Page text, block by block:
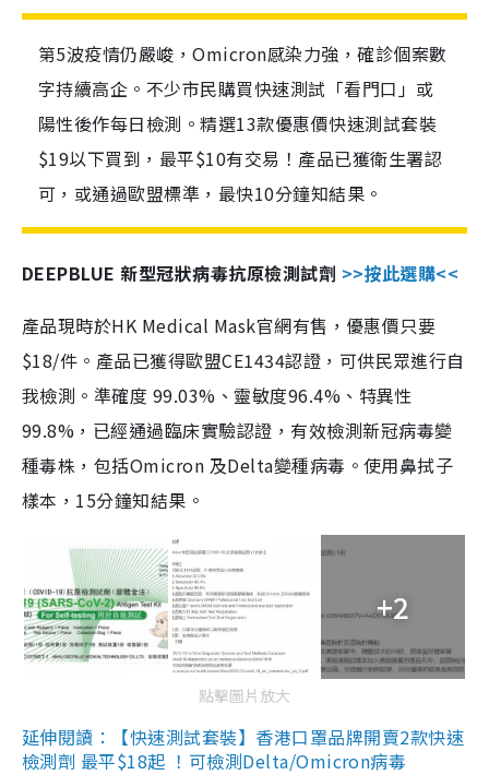
第5波疫情仍嚴峻，Omicron感染力強，確診個案數
字持續高企。不少市民購買快速測試「看門口」或
陽性後作每日檢測。精選13款優惠價快速測試套裝
$19以下買到，最平$10有交易！產品已獲衛生署認
可，或通過歐盟標準，最快10分鐘知結果。
DEEPBLUE 新型冠狀病毒抗原檢測試劑 >>按此選購<<
產品現時於HK Medical Mask官網有售，優惠價只要
$18/件。產品已獲得歐盟CE1434認證，可供民眾進行自
我檢測。準確度 99.03%、靈敏度96.4%、特異性
99.8%，已經通過臨床實驗認證，有效檢測新冠病毒變
種毒株，包括Omicron 及Delta變種病毒。使用鼻拭子
樣本，15分鐘知結果。
+2
點擊圖片放大
延伸閱讀：【快速測試套裝】香港口罩品牌開賣2款快速
檢測劑 最平$18起 ！可檢測Delta/Omicron病毒